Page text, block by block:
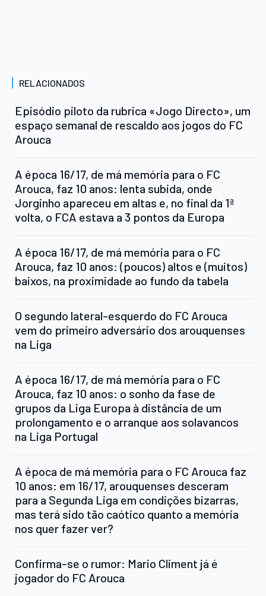
RELACIONADOS
Episódio piloto da rubrica «Jogo Directo», um
espaço semanal de rescaldo aos jogos do FC
Arouca
A época 16/17, de má memória para o FC
Arouca, faz 10 anos: lenta subida, onde
Jorginho apareceu em altas e, no final da 1ª
volta, o FCA estava a 3 pontos da Europa
A época 16/17, de má memória para o FC
Arouca, faz 10 anos: (poucos) altos e (muitos)
baixos, na proximidade ao fundo da tabela
O segundo lateral-esquerdo do FC Arouca
vem do primeiro adversário dos arouquenses
na Liga
A época 16/17, de má memória para o FC
Arouca, faz 10 anos: o sonho da fase de
grupos da Liga Europa à distância de um
prolongamento e o arranque aos solavancos
na Liga Portugal
A época de má memória para o FC Arouca faz
10 anos: em 16/17, arouquenses desceram
para a Segunda Liga em condições bizarras,
mas terá sido tão caótico quanto a memória
nos quer fazer ver?
Confirma-se o rumor: Mario Climent já é
jogador do FC Arouca